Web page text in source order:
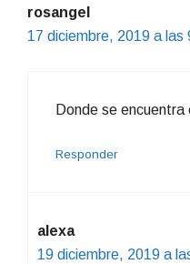
rosangel
17 diciembre, 2019 a las
Donde se
Responder
alexa
19 diciembre, 2019 a